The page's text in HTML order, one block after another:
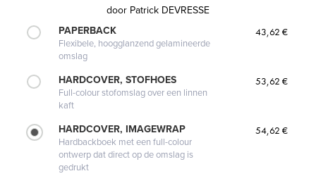
door Patrick DEVRESSE
PAPERBACK
Flexibele, hoogglanzend gelamineerde
omslag
43,62 €
HARDCOVER, STOFHOES
Full-colour stofomslag over een linnen
kaft
53,62 €
HARDCOVER, IMAGEWRAP
Hardbackboek met een full-colour
ontwerp dat direct op de omslag is
gedrukt
54,62 €